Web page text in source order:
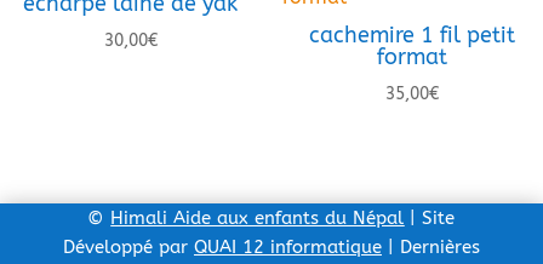
30,00€
cachemire 1 fil petit
format
35,00€
© Himali Aide aux enfants du Népal
| Site
Développé par QUAI 12 informatique | Dernières